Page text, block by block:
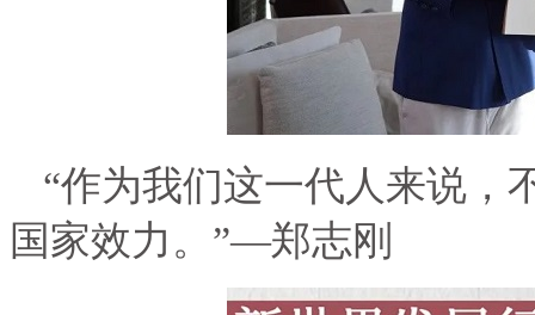
“作为我们这一代人来说，
国家效力。”—郑志刚